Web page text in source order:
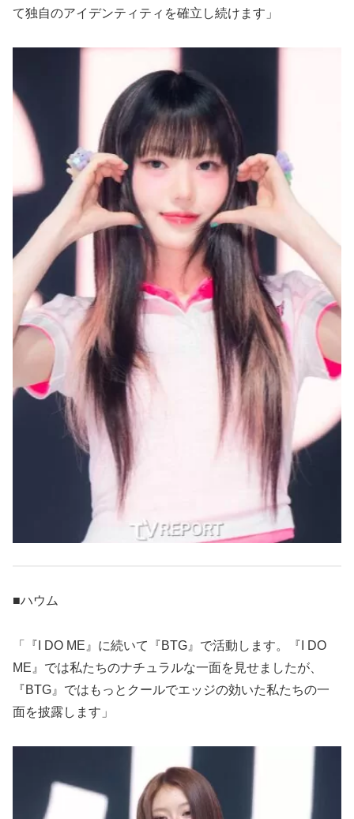
て独自のアイデンティティを確立し続けます」
■ハウム
「『I DO ME』に続いて『BTG』で活動します。『I DO
ME』では私たちのナチュラルな一面を見せましたが、
『BTG』ではもっとクールでエッジの効いた私たちの一
面を披露します」